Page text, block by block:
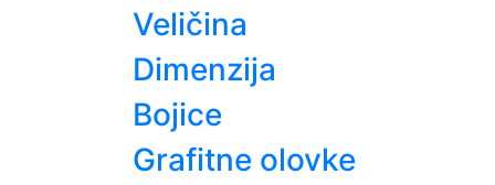
Veličina
Dimenzija
Bojice
Grafitne olovke